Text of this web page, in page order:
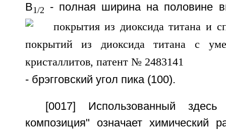
B1/2 - полная ширина на половине
- брэгговский угол пика (100).
[0017] Использованный здесь
композиция" означает химический